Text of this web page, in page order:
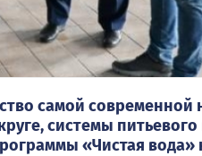
самой современной
системы
«Чистая вода»